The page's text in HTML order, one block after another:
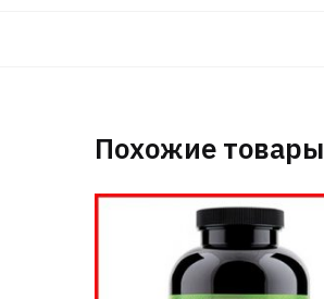
Похожие товары